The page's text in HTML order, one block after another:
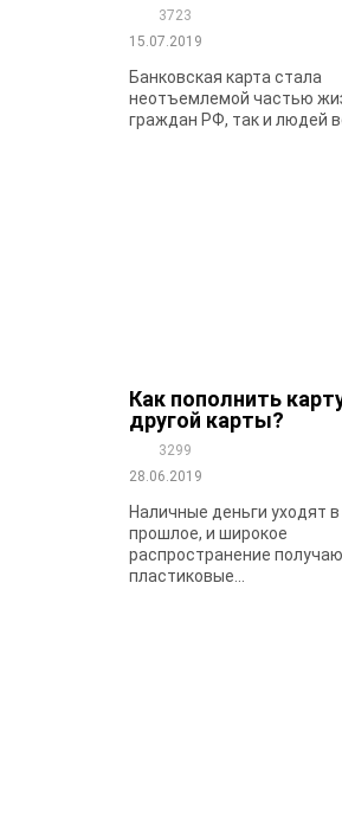
3723
15.07.2019
Банковская карта стала
неотъемлемой частью
граждан РФ, так и людей
Как пополнить
другой карты?
3299
28.06.2019
Наличные деньги уходят в
прошлое, и широкое
распространение
пластиковые...